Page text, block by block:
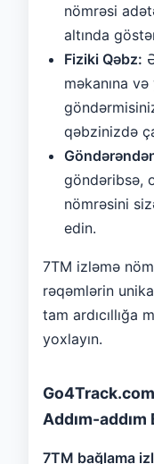
nömrəsi
altında
Fiziki Qəbz:
məkanına və
qəbzinizdə
göndəribsə,
nömrəsini
edin.
7TM izləmə
rəqəmlərin
tam ardıcıllığa
yoxlayın.
Addım-
7TM bağlama